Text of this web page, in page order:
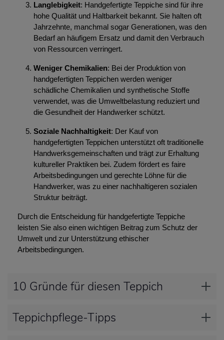
Langlebigkeit: Handgefertigte Teppiche sind für ihre
hohe Qualität und Haltbarkeit bekannt. Sie halten oft
Jahrzehnte, manchmal sogar Generationen, was den
Bedarf an häufigem Ersatz und damit den Verbrauch
von Ressourcen verringert.
Weniger Chemikalien: Bei der Produktion von
handgefertigten Teppichen werden weniger
schädliche Chemikalien und synthetische Stoffe
verwendet, was die Umweltbelastung reduziert und
die Gesundheit der Handwerker schützt.
Soziale Nachhaltigkeit: Der Kauf von
handgefertigten Teppichen unterstützt oft traditionelle
Handwerksgemeinschaften und trägt zur Erhaltung
kultureller Praktiken bei. Zudem fördert es faire
Arbeitsbedingungen und gerechte Löhne für die
Handwerker, was zu einer nachhaltigeren sozialen
Struktur beiträgt.
Durch die Entscheidung für handgefertigte Teppiche
leisten Sie also einen wichtigen Beitrag zum Schutz der
Umwelt und zur Unterstützung ethischer
Arbeitsbedingungen.
10 Gründe für diesen Teppich
Teppichpflege-Tipps